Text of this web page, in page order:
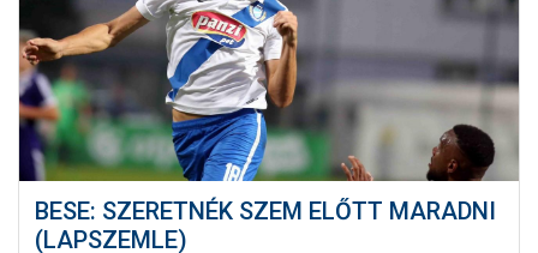
BESE: SZERETNÉK SZEM ELŐTT MARADNI
(LAPSZEMLE)